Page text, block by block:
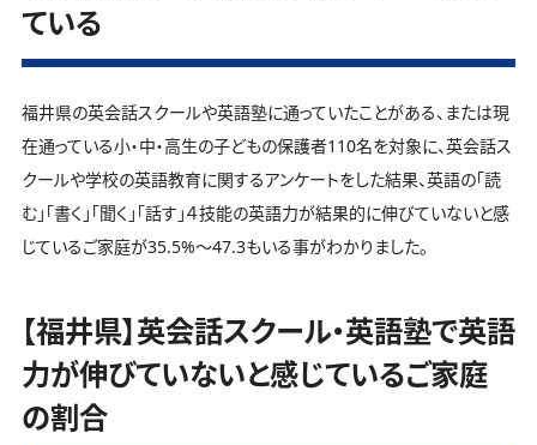
ている
福井県の英会話スクールや英語塾に通っていたことがある、または現
在通っている小・中・高生の子どもの保護者110名を対象に、英会話ス
クールや学校の英語教育に関するアンケートをした結果、英語の「読
む」「書く」「聞く」「話す」４技能の英語力が結果的に伸びていないと感
じているご家庭が35.5%～47.3もいる事がわかりました。
【福井県】英会話スクール・英語塾で英語
力が伸びていないと感じているご家庭
の割合